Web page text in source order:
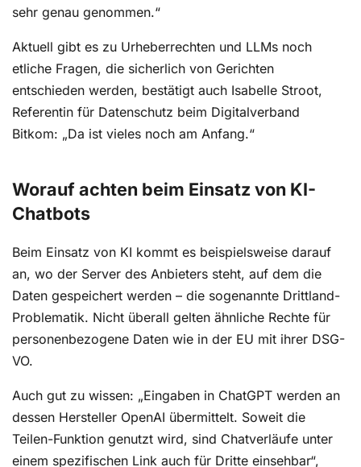
sehr genau genommen.“
Aktuell gibt es zu Urheberrechten und LLMs noch
etliche Fragen, die sicherlich von Gerichten
entschieden werden, bestätigt auch Isabelle Stroot,
Referentin für Datenschutz beim Digitalverband
Bitkom: „Da ist vieles noch am Anfang.“
Worauf achten beim Einsatz von KI-
Chatbots
Beim Einsatz von KI kommt es beispielsweise darauf
an, wo der Server des Anbieters steht, auf dem die
Daten gespeichert werden – die sogenannte Drittland-
Problematik. Nicht überall gelten ähnliche Rechte für
personenbezogene Daten wie in der EU mit ihrer DSG-
VO.
Auch gut zu wissen: „Eingaben in ChatGPT werden an
dessen Hersteller OpenAI übermittelt. Soweit die
Teilen-Funktion genutzt wird, sind Chatverläufe unter
einem spezifischen Link auch für Dritte einsehbar“,